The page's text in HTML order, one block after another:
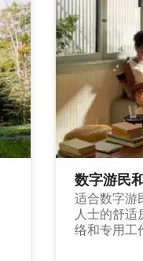
数字游民
适合数字游
人士的舒适
络和专用工